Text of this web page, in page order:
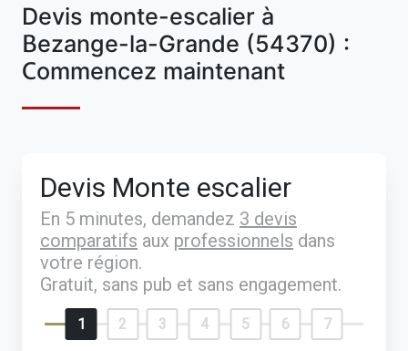
Devis monte-escalier à
Bezange-la-Grande (54370) :
Commencez maintenant
Devis Monte escalier
En 5 minutes, demandez 3 devis
comparatifs aux professionnels dans
votre région.
Gratuit, sans pub et sans engagement.
1 2 3 4 5 6 7